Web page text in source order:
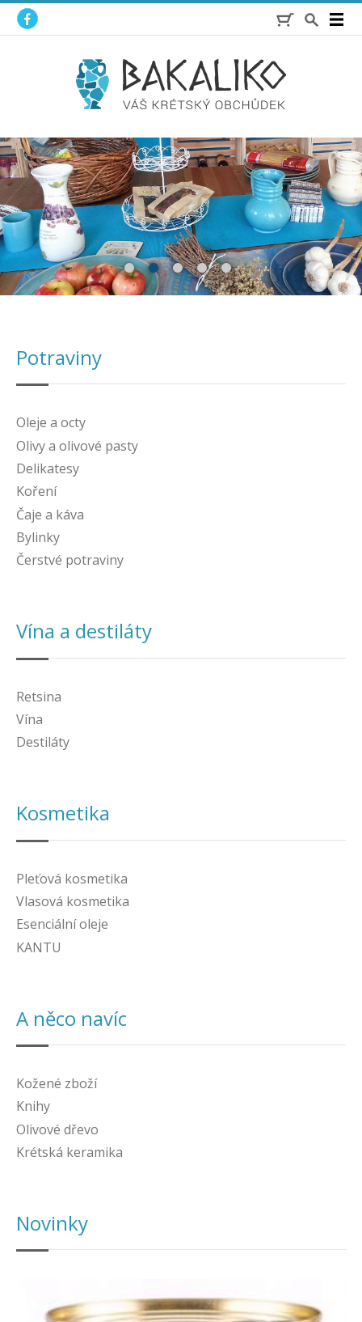
1 2 3 4 5
Potraviny
Oleje a octy
Olivy a olivové pasty
Delikatesy
Koření
Čaje a káva
Bylinky
Čerstvé potraviny
Vína a destiláty
Retsina
Vína
Destiláty
Kosmetika
Pleťová kosmetika
Vlasová kosmetika
Esenciální oleje
KANTU
A něco navíc
Kožené zboží
Knihy
Olivové dřevo
Krétská keramika
Novinky